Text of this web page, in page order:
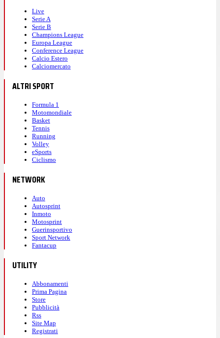
Live
Serie A
Serie B
Champions League
Europa League
Conference League
Calcio Estero
Calciomercato
ALTRI SPORT
Formula 1
Motomondiale
Basket
Tennis
Running
Volley
eSports
Ciclismo
NETWORK
Auto
Autosprint
Inmoto
Motosprint
Guerinsportivo
Sport Network
Fantacup
UTILITY
Abbonamenti
Prima Pagina
Store
Pubblicità
Rss
Site Map
Registrati